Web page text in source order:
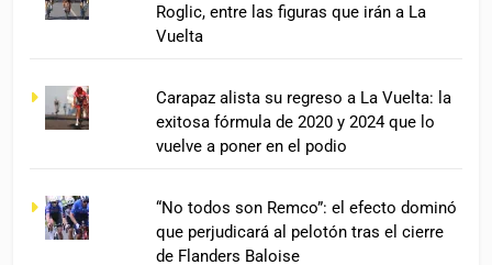
Roglic, entre las figuras que irán a La
Vuelta
Carapaz alista su regreso a La Vuelta: la
exitosa fórmula de 2020 y 2024 que lo
vuelve a poner en el podio
“No todos son Remco”: el efecto dominó
que perjudicará al pelotón tras el cierre
de Flanders Baloise